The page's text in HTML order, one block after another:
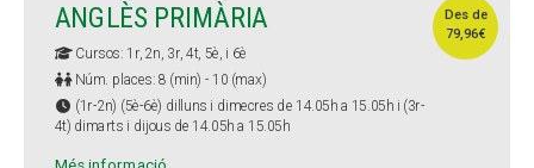
Des de
79,96€
ANGLÈS PRIMÀRIA
Cursos: 1r, 2n, 3r, 4t, 5è, i 6è
Núm. places: 8 (min) - 10 (max)
(1r-2n) (5è-6è) dilluns i dimecres de 14.05h a 15.05h i (3r-
4t) dimarts i dijous de 14.05h a 15.05h